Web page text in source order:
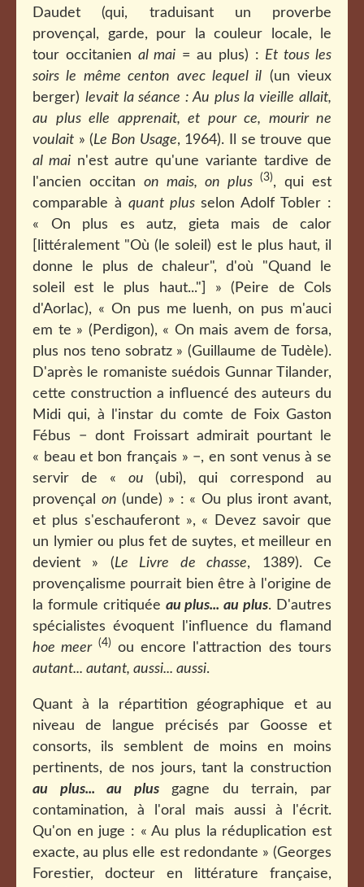
Daudet (qui, traduisant un proverbe
provençal, garde, pour la couleur locale, le
tour occitanien al mai = au plus) : Et tous les
soirs le même centon avec lequel il (un vieux
berger) levait la séance : Au plus la vieille allait,
au plus elle apprenait, et pour ce, mourir ne
voulait » (Le Bon Usage, 1964). Il se trouve que
al mai n'est autre qu'une variante tardive de
l'ancien occitan on mais, on plus (3), qui est
comparable à quant plusselon Adolf Tobler :
« On plus es autz, gieta mais de calor
[littéralement "Où (le soleil) est le plus haut, il
donne le plus de chaleur", d'où "Quand le
soleil est le plus haut..."] » (Peire de Cols
d'Aorlac), « On pus me luenh, on pus m'auci
em te » (Perdigon), « On mais avem de forsa,
plus nos teno sobratz » (Guillaume de Tudèle).
D'après le romaniste suédois Gunnar Tilander,
cette construction a influencé des auteurs du
Midi qui, à l'instar du comte de Foix Gaston
Fébus − dont Froissart admirait pourtant le
« beau et bon français » −, en sont venus à se
servir de « ou (ubi), qui correspond au
provençal on (unde) » : « Ou plus iront avant,
et plus s'eschauferont », « Devez savoir que
un lymier ou plus fet de suytes, et meilleur en
devient » (Le Livre de chasse, 1389). Ce
provençalisme pourrait bien être à l'origine de
la formule critiquée au plus... au plus. D'autres
spécialistes évoquent l'influence du flamand
hoe meer (4)
ou encore l'attraction des tours
autant... autant, aussi... aussi.
Quant à la répartition géographique et au
niveau de langue précisés par Goosse et
consorts, ils semblent de moins en moins
pertinents, de nos jours, tant la construction
au plus... au plusgagne du terrain, par
contamination, à l'oral mais aussi à l'écrit.
Qu'on en juge : « Au plus la réduplication est
exacte, au plus elle est redondante » (Georges
Forestier, docteur en littérature française,